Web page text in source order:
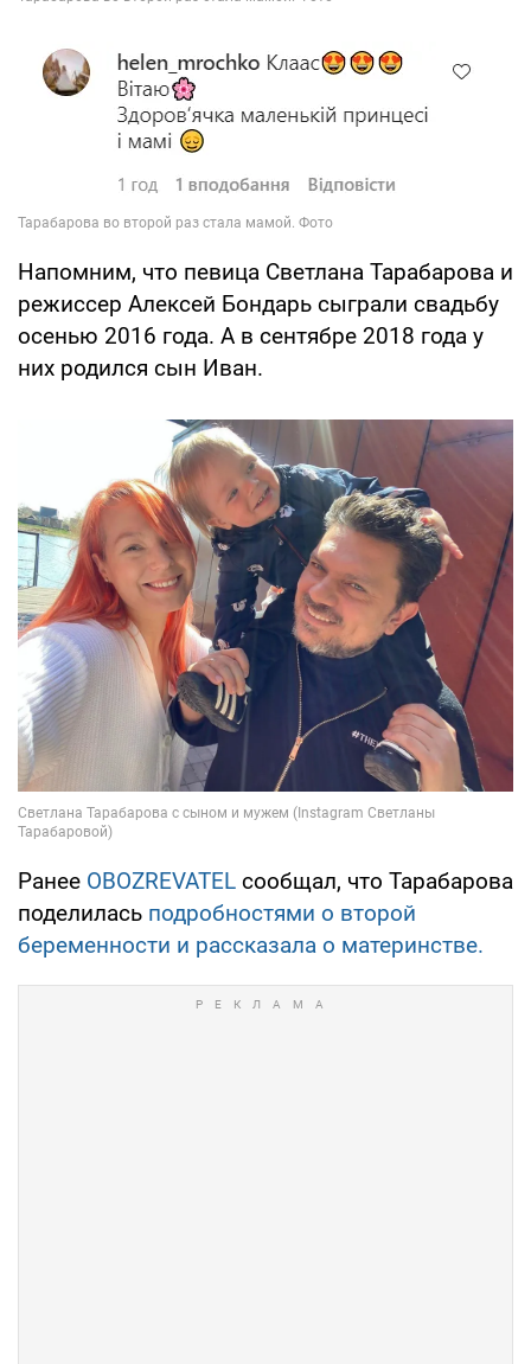
Напомним, что певица Светлана Тарабарова и
режиссер Алексей Бондарь сыграли свадьбу
осенью 2016 года. А в сентябре 2018 года у
них родился сын Иван.
Ранее OBOZREVATEL сообщал, что Тарабарова
поделилась подробностями о второй
беременности и рассказала о материнстве.